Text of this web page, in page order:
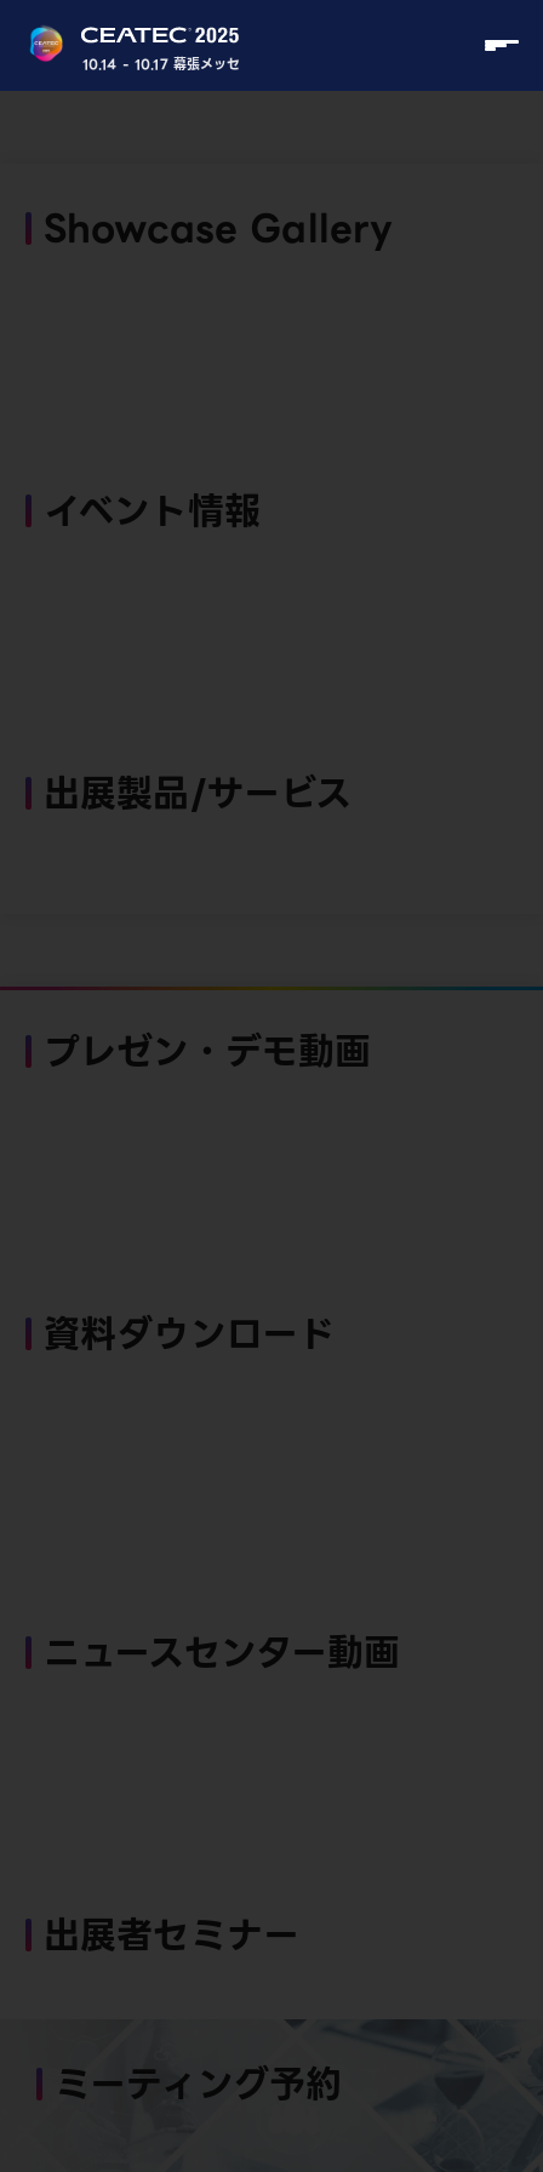
10.14 - 10.17 幕張メッセ
Showcase Gallery
イベント情報
出展製品/サービス
プレゼン・デモ動画
資料ダウンロード
ニュースセンター動画
出展者セミナー
ミーティング予約